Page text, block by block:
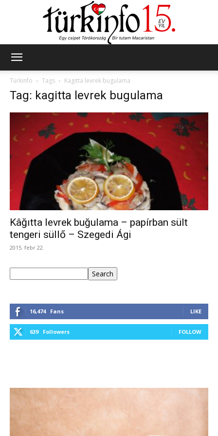
Türkinfo
Tags Kagitta levrek bugulama
Tag: kagitta levrek bugulama
Kâğıtta levrek buğulama – papírban sült
tengeri süllő – Szegedi Ági
2015. febr 22.
Search
16,474 Fans LIKE
639 Followers FOLLOW